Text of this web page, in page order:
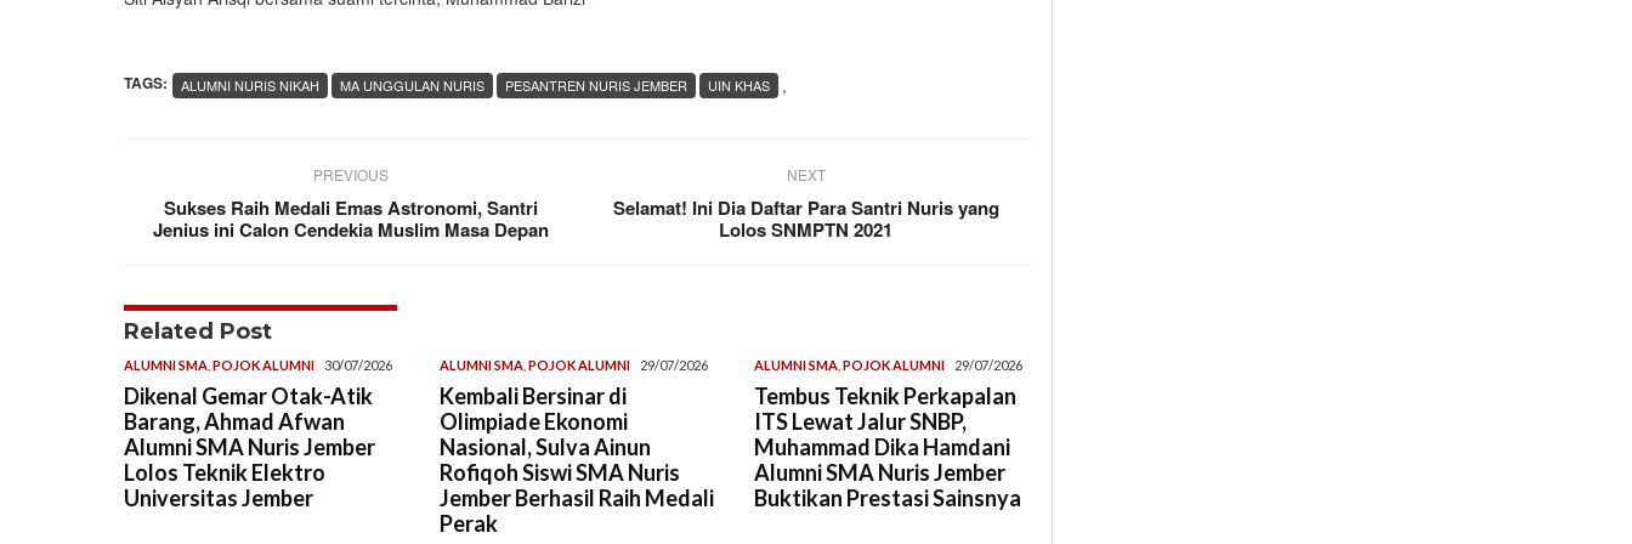
TAGS: ,
ALUMNI NURIS NIKAH MA UNGGULAN NURIS PESANTREN NURIS JEMBER UIN KHAS
PREVIOUS
Sukses Raih Medali Emas Astronomi, Santri
Jenius ini Calon Cendekia Muslim Masa Depan
NEXT
Selamat! Ini Dia Daftar Para Santri Nuris yang
Lolos SNMPTN 2021
Related Post
ALUMNI SMA POJOK ALUMNI 30/07/2026
Dikenal Gemar Otak-Atik
Barang, Ahmad Afwan
Alumni SMA Nuris Jember
Lolos Teknik Elektro
Universitas Jember
ALUMNI SMA, POJOK ALUMNI 29/07/2026
Kembali Bersinar di
Olimpiade Ekonomi
Nasional, Sulva Ainun
Rofiqoh Siswi SMA Nuris
Jember Berhasil Raih Medali
Perak
ALUMNI SMA ,POJOK ALUMNI 29/07/2026
Tembus Teknik Perkapalan
ITS Lewat Jalur SNBP,
Muhammad Dika Hamdani
Alumni SMA Nuris Jember
Buktikan Prestasi Sainsnya